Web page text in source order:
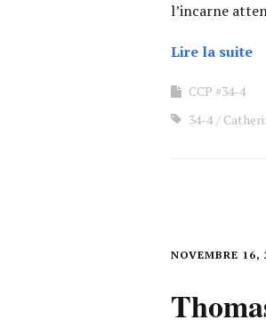
l’incarne
Lire la suite
CCP #34-4
34-4
NOVEMBRE 16,